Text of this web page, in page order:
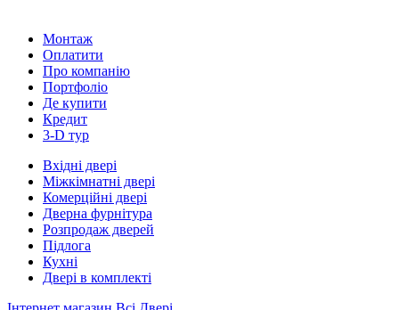
Монтаж
Оплатити
Про компанію
Портфоліо
Де купити
Кредит
3-D тур
Вхідні двері
Міжкімнатні двері
Комерційні двері
Дверна фурнітура
Розпродаж дверей
Підлога
Кухні
Двері в комплекті